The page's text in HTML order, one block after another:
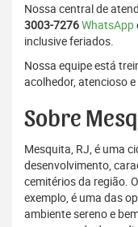
Nossa central de
3003-7276WhatsApp
inclusive feriados.
Nossa equipe está
acolhedor, atencioso
Sobre
Mesquita, RJ, é uma
desenvolvimento,
cemitérios da região.
exemplo, é uma das
ambiente sereno e